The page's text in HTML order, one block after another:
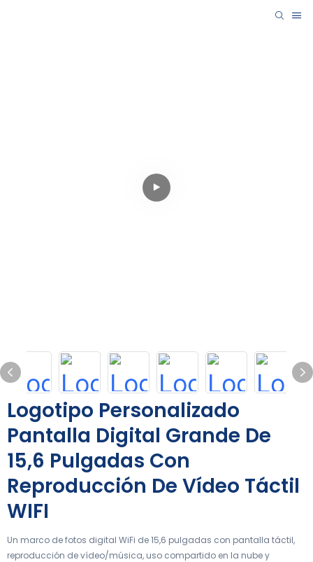
Logotipo Personalizado
Pantalla Digital Grande De
15,6 Pulgadas Con
Reproducción De Vídeo Táctil
WIFI
Un marco de fotos digital WiFi de 15,6 pulgadas con pantalla táctil,
reproducción de vídeo/música, uso compartido en la nube y